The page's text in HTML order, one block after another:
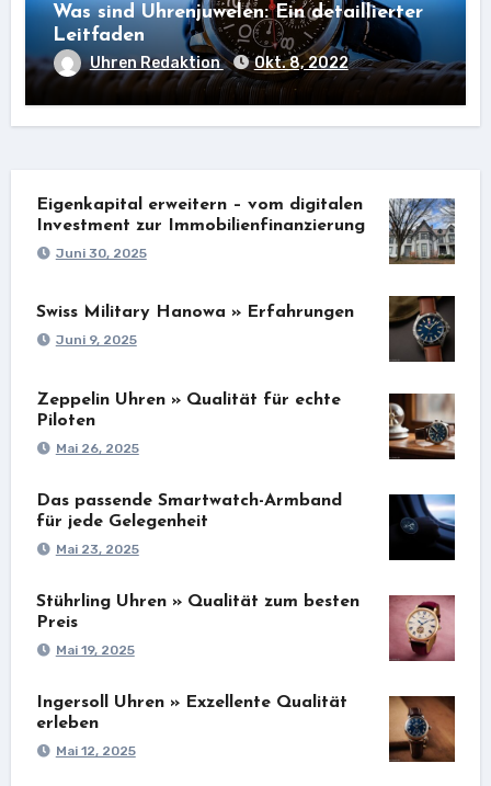
Was sind Uhrenjuwelen: Ein detaillierter
Leitfaden
Uhren Redaktion Okt. 8, 2022
Eigenkapital erweitern – vom digitalen
Investment zur Immobilienfinanzierung
Juni 30, 2025
Swiss Military Hanowa » Erfahrungen
Juni 9, 2025
Zeppelin Uhren » Qualität für echte
Piloten
Mai 26, 2025
Das passende Smartwatch-Armband
für jede Gelegenheit
Mai 23, 2025
Stührling Uhren » Qualität zum besten
Preis
Mai 19, 2025
Ingersoll Uhren » Exzellente Qualität
erleben
Mai 12, 2025